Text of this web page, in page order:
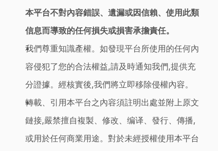
本平台不對內容錯誤、遺漏或因信賴、使用此類
信息而導致的任何損失或損害承擔責任。
我們尊重知識產權。如發現平台所使用的任何內
容侵犯了您的合法權益,請及時通知我們,提供充
分證據。經核實後,我們將立即移除侵權內容。
轉載、引用本平台之內容須註明出處並附上原文
鏈接,嚴禁擅自複製、修改、编译、發行、傳播,
或用於任何商業用途。對於未經授權使用本平台